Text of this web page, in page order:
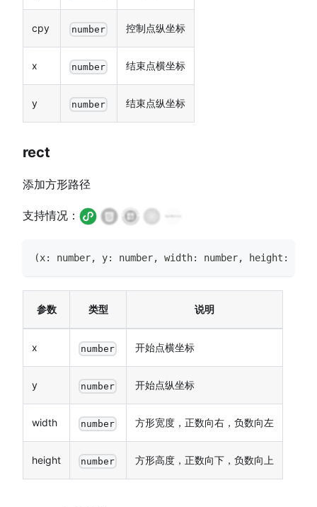
cpy number 控制点纵坐标
x number 结束点横坐标
y number 结束点纵坐标
rect
添加方形路径
支持情况：
(x: number, y: number, width: number, height :
参数 类型 说明
x number 开始点横坐标
y number 开始点纵坐标
width number 方形宽度，正数向右，负数向左
height number 方形高度，正数向下，负数向上